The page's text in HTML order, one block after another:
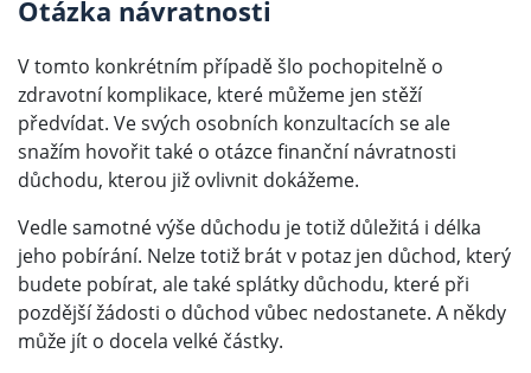
Otázka návratnosti
V tomto konkrétním případě šlo pochopitelně o
zdravotní komplikace, které můžeme jen stěží
předvídat. Ve svých osobních konzultacích se ale
snažím hovořit také o otázce finanční návratnosti
důchodu, kterou již ovlivnit dokážeme.
Vedle samotné výše důchodu je totiž důležitá i délka
jeho pobírání. Nelze totiž brát v potaz jen důchod, který
budete pobírat, ale také splátky důchodu, které při
pozdější žádosti o důchod vůbec nedostanete. A někdy
může jít o docela velké částky.